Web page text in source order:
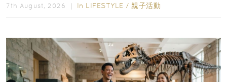
7th August, 2026 ｜ In LIFESTYLE / 親子活動